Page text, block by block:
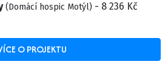
(Domácí hospic Motýl) - 8 236 Kč
O PROJEKTU